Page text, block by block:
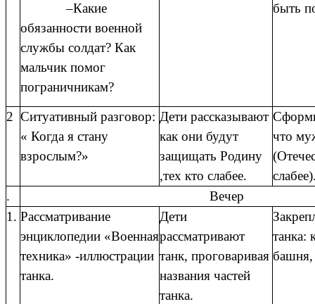
–Какие
обязанности военной
службы солдат? Как
мальчик помог
пограничникам?
быть
2 Ситуативный разговор:
« Когда я стану
взрослым?»
Дети рассказывают
как они будут
защищать Родину
,тех кто слабее.
что
.
Вечер
1. Рассматривание
энциклопедии «Военная
техника» -иллюстрации
танка.
Дети
рассматривают
танк, проговаривая
названия частей
танка.
танка:
башня,